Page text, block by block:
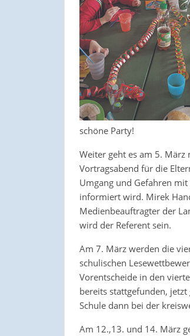
schöne Party!
Weiter geht es am 5. März
Vortragsabend für die
Umgang und Gefahren
informiert wird. Mirek
Medienbeauftragter der
wird der Referent sein.
Am 7. März werden die
schulischen
Vorentscheide in den
bereits stattgefunden,
Schule dann bei der
Am 12.,13. und 14. März